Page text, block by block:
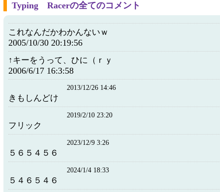
Typing Racerの全てのコメント
これなんだかわかんないｗ
2005/10/30 20:19:56
↑キーをうって、ひに（ｒｙ
2006/6/17 16:3:58
2013/12/26 14:46
きもしんどけ
2019/2/10 23:20
フリック
2023/12/9 3:26
５６５４５６
2024/1/4 18:33
５４６５４６